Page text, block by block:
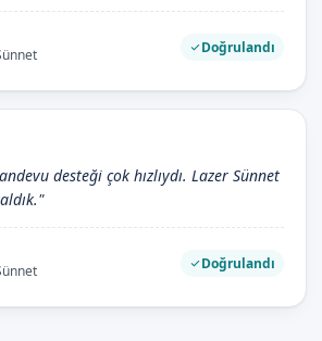
Doğrulandı
desteği çok hızlıydı. Lazer Sünnet
Doğrulandı